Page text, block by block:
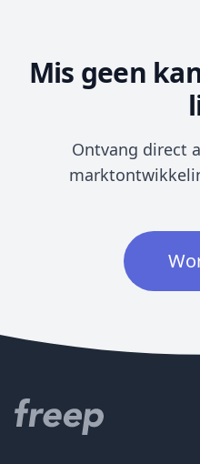
Mis geen
Ontvang direct